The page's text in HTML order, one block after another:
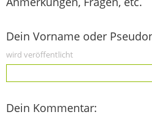
Dein Vorname oder
wird veröffentlicht
Dein Kommentar: